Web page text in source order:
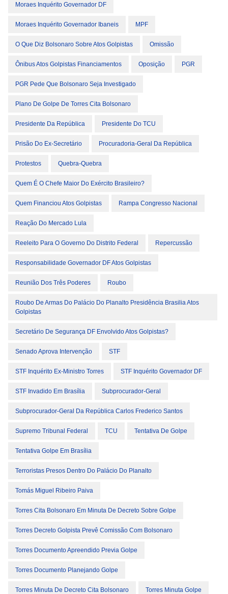
Moraes Inquérito Governador DF
Moraes Inquérito Governador Ibaneis MPF
O Que Diz Bolsonaro Sobre Atos Golpistas Omissão
Ônibus Atos Golpistas Financiamentos Oposição PGR
PGR Pede Que Bolsonaro Seja Investigado
Plano De Golpe De Torres Cita Bolsonaro
Presidente Da República Presidente Do TCU
Prisão Do Ex-Secretário Procuradoria-Geral Da República
Protestos Quebra-Quebra
Quem É O Chefe Maior Do Exército Brasileiro?
Quem Financiou Atos Golpistas Rampa Congresso Nacional
Reação Do Mercado Lula
Reeleito Para O Governo Do Distrito Federal Repercussão
Responsabilidade Governador DF Atos Golpistas
Reunião Dos Três Poderes Roubo
Roubo De Armas Do Palácio Do Planalto Presidência Brasilia Atos
Golpistas
Secretário De Segurança DF Envolvido Atos Golpistas?
Senado Aprova Intervenção STF
STF Inquérito Ex-Ministro Torres STF Inquérito Governador DF
STF Invadido Em Brasília Subprocurador-Geral
Subprocurador-Geral Da República Carlos Frederico Santos
Supremo Tribunal Federal TCU Tentativa De Golpe
Tentativa Golpe Em Brasília
Terroristas Presos Dentro Do Palácio Do Planalto
Tomás Miguel Ribeiro Paiva
Torres Cita Bolsonaro Em Minuta De Decreto Sobre Golpe
Torres Decreto Golpista Prevê Comissão Com Bolsonaro
Torres Documento Apreendido Previa Golpe
Torres Documento Planejando Golpe
Torres Minuta De Decreto Cita Bolsonaro Torres Minuta Golpe